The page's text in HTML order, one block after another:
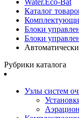
Каталог
Блоки
Блоки
Рубрики каталога
Узлы систем